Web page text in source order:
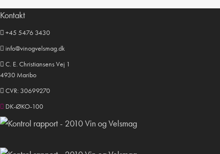
Kontakt
+45 5476 3430
info@vinogvelsmag.dk
C. E. Christiansens Vej 1
4930 Maribo
CVR: 30699270
DK-ØKO-100